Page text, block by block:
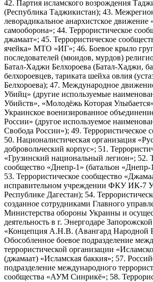
42. Партия исламского возрождения
(Республика Таджикистан); 43.
леворадикальное анархистское движение
самооборона»; 44. Террористическое
джамаат»; 45. Террористическое
ячейка» МТО «ИГ»; 46. Боевое крыло
последователей (мюидов, мурдов)
Батал-Хаджи Белхороева (Батал-Хаджи,
белхороевцев, тариката шейха овлия
Белхороева); 47. Международное
Убийц» (другие используемые
Убийств», «Молодёжь Которая
Украинское военизированное
России» (другое используемое
Свобода России»); 49. Террористическое
50. Националистическая организация
добровольческий корпус»; 51.
«Грузинский национальный легион»; 52.
сообщество «Днепр-1» (батальон
53. Террористическое сообщество
исправительном учреждении ФКУ ИК-7
Республике Дагестан); 54.
созданное сотрудниками Главного
Министерства обороны Украины и
деятельность в г. Энергодаре
«Концепция А.Н.В. (Авангард Народной
Обособленное боевое подразделение
террористической организации
(джамаат) «Исламская баккия»; 57.
подразделение международного
сообщества «АУМ Синрикё»; 58.